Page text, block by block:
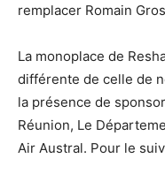
remplacer Romain
La monoplace de
différente de celle de
la présence de
Réunion, Le
Air Austral. Pour le